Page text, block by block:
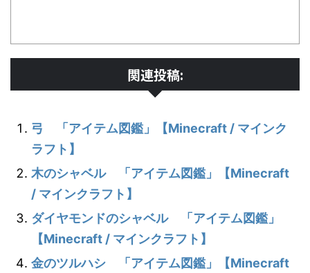
関連投稿:
弓 「アイテム図鑑」【Minecraft / マインク
ラフト】
木のシャベル 「アイテム図鑑」【Minecraft
/ マインクラフト】
ダイヤモンドのシャベル 「アイテム図鑑」
【Minecraft / マインクラフト】
金のツルハシ 「アイテム図鑑」【Minecraft